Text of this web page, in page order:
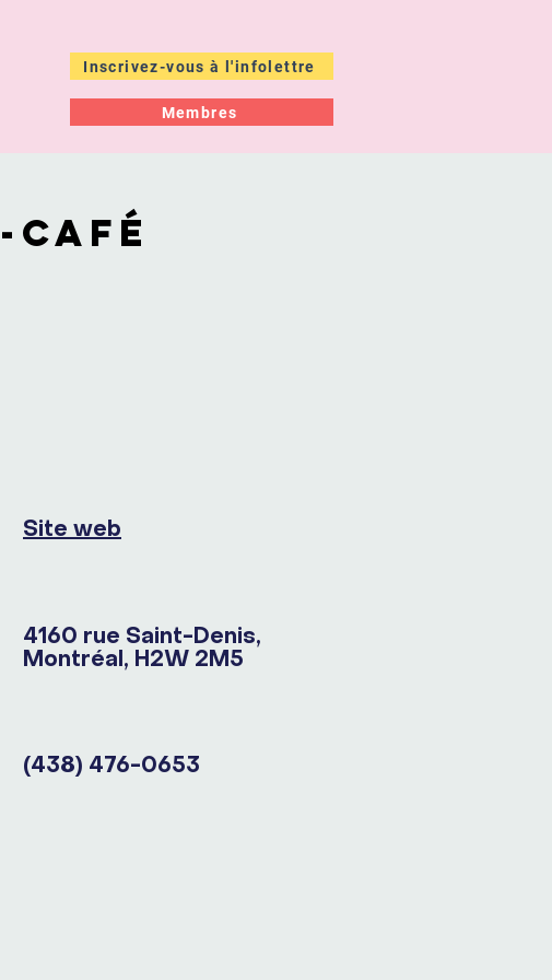
Inscrivez-vous à l'infolettre
Membres
Café
Site web
4160 rue Saint-Denis,
Montréal, H2W 2M5
(438) 476-0653